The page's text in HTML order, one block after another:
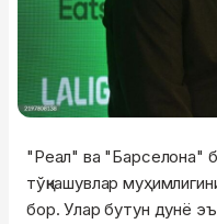
"Реал" ва "Барселона"
тўқнашувлар
бор. Улар бутун дунё